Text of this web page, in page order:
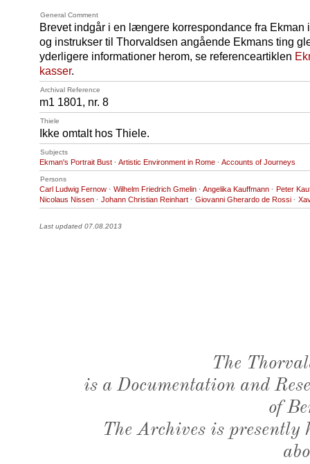
General Comment
Brevet indgår i en længere korrespondance fra
og instrukser til Thorvaldsen angående Ekmans ting
yderligere informationer herom, se referenceartiklen
kasser.
Archival Reference
m1 1801, nr. 8
Thiele
Ikke omtalt hos Thiele.
Subjects
Ekman's Portrait Bust · Artistic Environment in Rome · Accounts of Journeys
Persons
Carl Ludwig Fernow · Wilhelm Friedrich Gmelin · Angelika Kauffmann · Peter
Nicolaus Nissen · Johann Christian Reinhart · Giovanni Gherardo de Rossi ·
Last updated 07.08.2013
The
is a Documentation and
of
The Archives is presently